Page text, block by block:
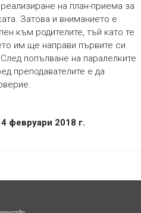
на план-приема за
Затова и вниманието е
към родителите, тъй като те
им ще направи първите си
попълване на паралелките
преподавателите е да
февруари 2018 г.